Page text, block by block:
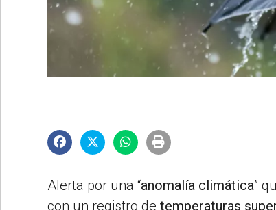
Alerta por una “anomalía climática”
con un registro de temperaturas